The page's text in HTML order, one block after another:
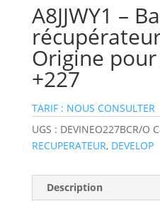
A8JJWY1 –
Origine
+227
TARIF : NOUS CONSULTER
UGS : DEVINEO227BCR/O
RECUPERATEUR, DEVELOP
Description